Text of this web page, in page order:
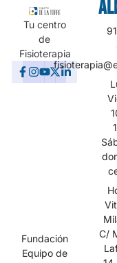
Tu centro
de
Fisioterapia
Fundación
Equipo de
C/